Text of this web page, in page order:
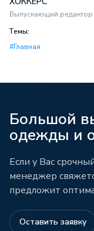
Выпускающий редактор
Темы:
#Главная
Большой
одежды и
Если у Вас
менеджер
предложит
Оставить заявку